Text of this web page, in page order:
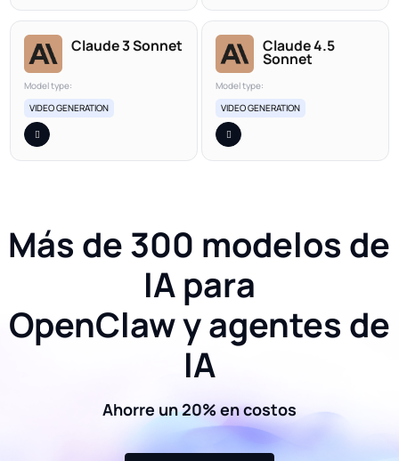
Claude 3 Sonnet
Model type:
VIDEO GENERATION
Claude 4.5
Sonnet
Model type:
VIDEO GENERATION
Más de 300 modelos de
IA para
OpenClaw y agentes de
IA
Ahorre un 20% en costos